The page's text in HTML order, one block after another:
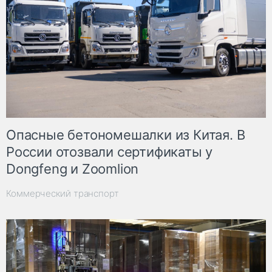
Опасные бетономешалки из Китая. В
России отозвали сертификаты у
Dongfeng и Zoomlion
Коммерческий транспорт